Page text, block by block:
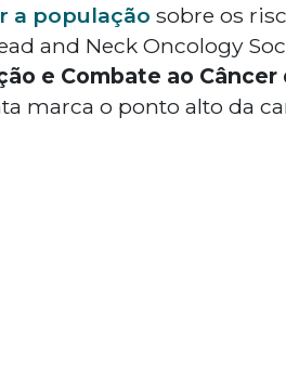
a população sobre os
and Neck Oncology
e Combate ao Câncer
marca o ponto alto da